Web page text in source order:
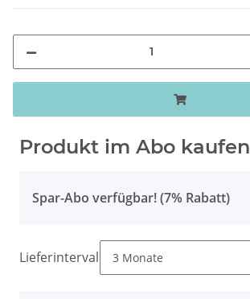
Produkt im Abo kaufen
Spar-Abo verfügbar! (7% Rabatt)
Lieferintervall